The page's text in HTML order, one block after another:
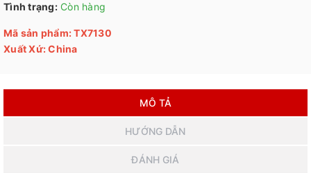
Tình trạng: Còn hàng
Mã sản phẩm: TX7130
Xuất Xứ: China
MÔ TẢ
HƯỚNG DẪN
ĐÁNH GIÁ